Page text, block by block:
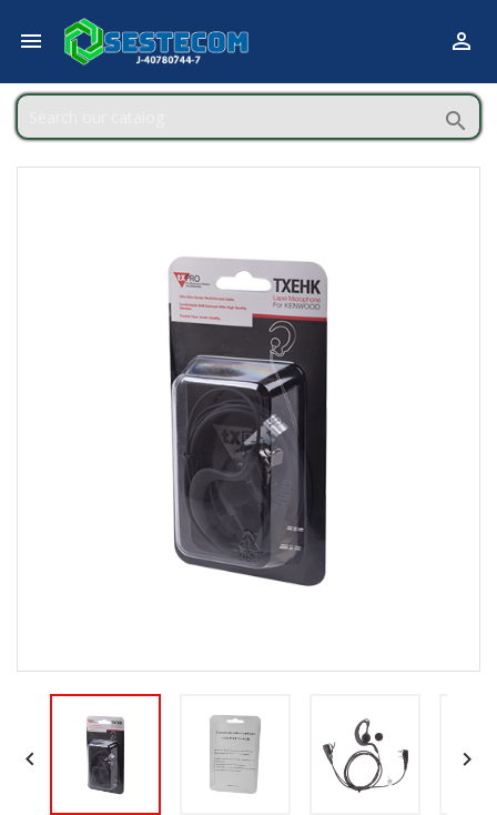
 

 